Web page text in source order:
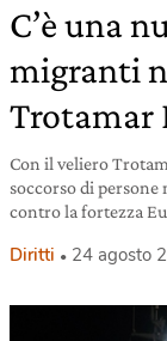
C’è una
migranti
Trotamar
Con il veliero
soccorso di
contro la fortezza
Diritti 24 agosto